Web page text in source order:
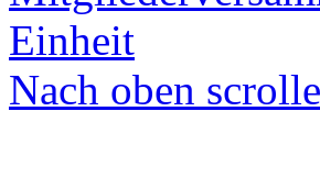
Einheit
Nach oben